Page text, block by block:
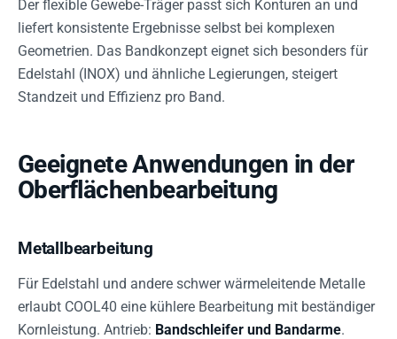
Der flexible Gewebe-Träger passt sich Konturen an und
liefert konsistente Ergebnisse selbst bei komplexen
Geometrien. Das Bandkonzept eignet sich besonders für
Edelstahl (INOX) und ähnliche Legierungen, steigert
Standzeit und Effizienz pro Band.
Geeignete Anwendungen in der
Oberflächenbearbeitung
Metallbearbeitung
Für Edelstahl und andere schwer wärmeleitende Metalle
erlaubt COOL40 eine kühlere Bearbeitung mit beständiger
Kornleistung. Antrieb: Bandschleifer und Bandarme.